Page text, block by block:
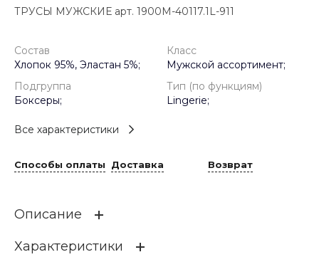
ТРУСЫ МУЖСКИЕ арт. 1900M-40117.1L-911
Состав
Хлопок 95%, Эластан 5%;
Класс
Мужской ассортимент;
Подгруппа
Боксеры;
Тип (по функциям)
Lingerie;
Все характеристики
Способы оплаты Доставка Возврат
Описание
Мужские трусы-боксеры средней длины удобны и
Характеристики